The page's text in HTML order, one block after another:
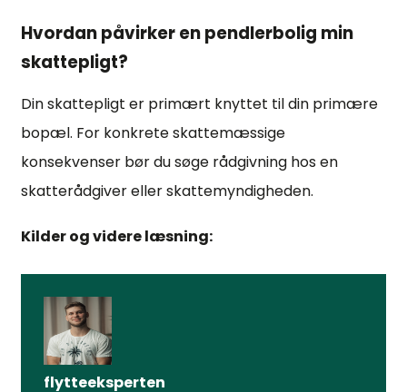
Hvordan påvirker en pendlerbolig min
skattepligt?
Din skattepligt er primært knyttet til din primære
bopæl. For konkrete skattemæssige
konsekvenser bør du søge rådgivning hos en
skatterådgiver eller skattemyndigheden.
Kilder og videre læsning:
flytteeksperten